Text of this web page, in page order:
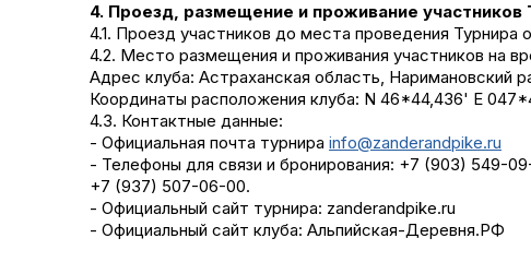
4. Проезд, размещение и проживание участников
4.1. Проезд участников до места проведения
4.2. Место размещения и проживания участников на
Адрес клуба: Астраханская область, Наримановский
Координаты расположения клуба: N 46*44,436' E
4.3. Контактные данные:
- Официальная почта турнира info@zanderandpike.ru
- Телефоны для связи и бронирования: +7 (903) 549-
+7 (937) 507-06-00.
- Официальный сайт турнира: zanderandpike.ru
- Официальный сайт клуба: Альпийская-Деревня.РФ